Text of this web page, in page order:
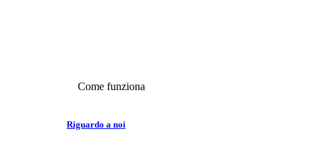
Come funziona
Riguardo a noi